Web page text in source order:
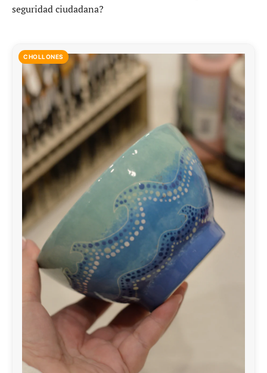
seguridad ciudadana?
CHOLLONES